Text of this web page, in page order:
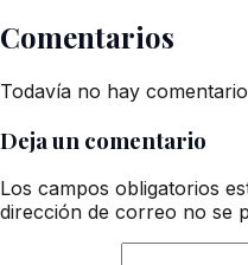
Comentarios
Todavía no hay
Deja un comentario
Los campos obligatorios
dirección de correo no se